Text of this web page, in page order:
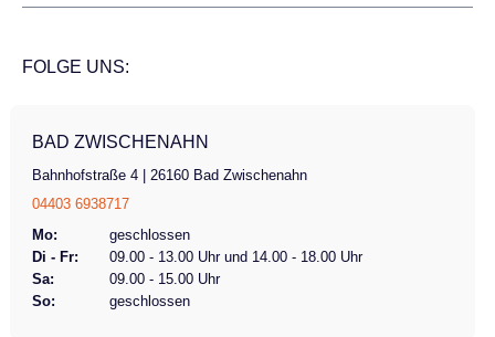
FOLGE UNS:
BAD ZWISCHENAHN
Bahnhofstraße 4 | 26160 Bad Zwischenahn
04403 6938717
Mo:
geschlossen
Di - Fr:
09.00 - 13.00 Uhr und 14.00 - 18.00 Uhr
Sa:
09.00 - 15.00 Uhr
So:
geschlossen